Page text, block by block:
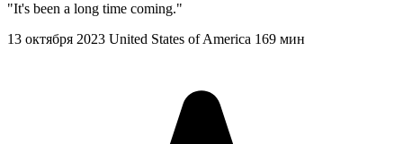
"It's been a long time coming."
13 октября 2023 United States of America 169 мин